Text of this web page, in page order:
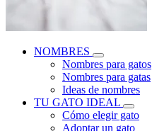
NOMBRES
Nombres para gatos
Nombres para gatas
Ideas de nombres
TU GATO IDEAL
Cómo elegir gato
Adoptar un gato